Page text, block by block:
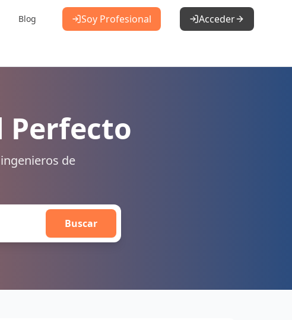
Blog Soy Profesional Acceder
Perfecto
de
Buscar